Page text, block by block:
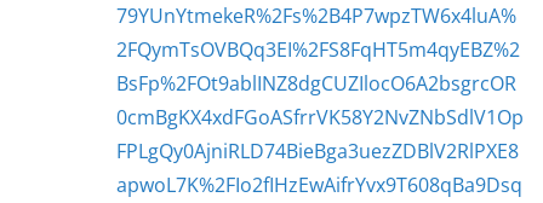
79YUnYtmekeR%2Fs%2B4P7wpzTW6x4luA%
2FQymTsOVBQq3EI%2FS8FqHT5m4qyEBZ%2
BsFp%2FOt9ablINZ8dgCUZIlocO6A2bsgrcOR
0cmBgKX4xdFGoASfrrVK58Y2NvZNbSdlV1Op
FPLgQy0AjniRLD74BieBga3uezZDBlV2RlPXE8
apwoL7K%2FIo2fIHzEwAifrYvx9T608qBa9Dsq